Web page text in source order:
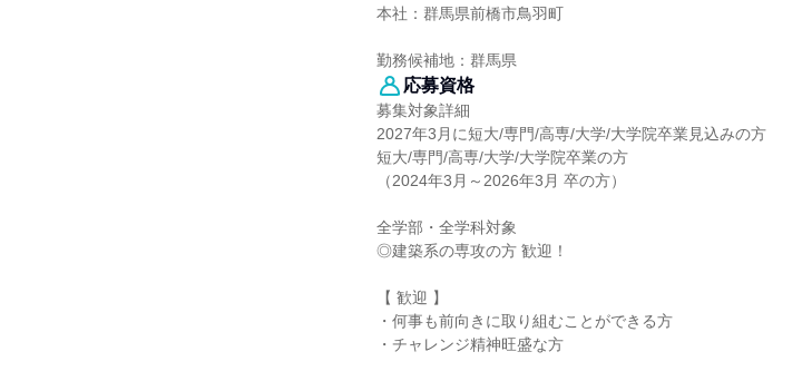
本社：群馬県前橋市鳥羽町
勤務候補地：群馬県
応募資格
募集対象詳細
2027年3月に短大/専門/高専/大学/大学院卒業見込みの方
短大/専門/高専/大学/大学院卒業の方
（2024年3月～2026年3月 卒の方）
全学部・全学科対象
◎建築系の専攻の方 歓迎！
【 歓迎 】
・何事も前向きに取り組むことができる方
・チャレンジ精神旺盛な方